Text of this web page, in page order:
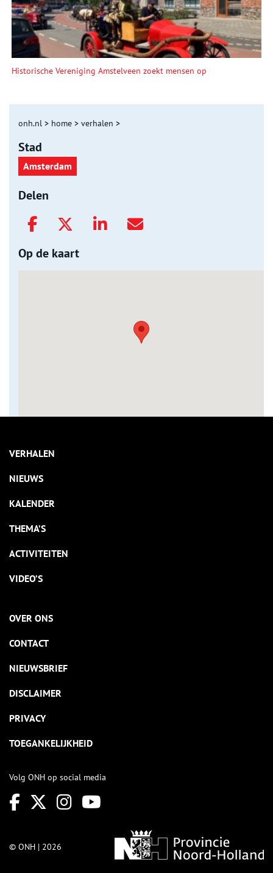
Historische Vereniging Amstelveen zoekt mensen op
onh.nl > home > verhalen >
Stad
Amsterdam
Delen
Op de kaart
VERHALEN
NIEUWS
KALENDER
THEMA’S
ACTIVITEITEN
VIDEO’S
OVER ONS
CONTACT
NIEUWSBRIEF
DISCLAIMER
PRIVACY
TOEGANKELIJKHEID
Volg ONH op social media
© ONH | 2026